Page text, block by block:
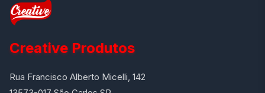
Creative Produtos
Rua Francisco Alberto Micelli, 142